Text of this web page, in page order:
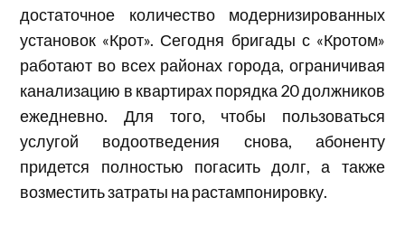
достаточное количество модернизированных
установок «Крот». Сегодня бригады с «Кротом»
работают во всех районах города, ограничивая
канализацию в квартирах порядка 20 должников
ежедневно. Для того, чтобы пользоваться
услугой водоотведения снова, абоненту
придется полностью погасить долг, а также
возместить затраты на растампонировку.